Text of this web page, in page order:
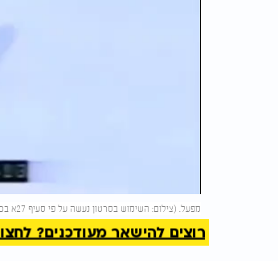
מפעל. (צילום: השימוש בסרטון נעשה על פי סעיף 27א בכפוף לחוק זכות היוצרים. בעל זכות היוצרים זכאי לבקש את הסרת הסרטון מ-
רוצים להישאר מעודכנים? לחצו